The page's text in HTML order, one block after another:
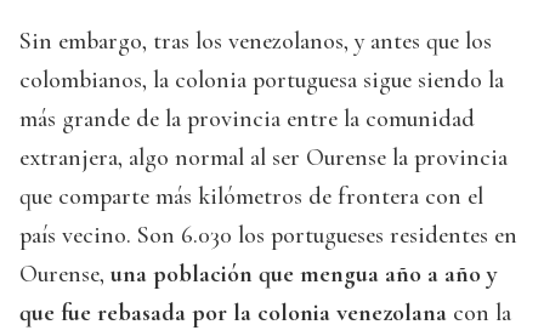
Sin embargo, tras los venezolanos, y antes que los
colombianos, la colonia portuguesa sigue siendo la
más grande de la provincia entre la comunidad
extranjera, algo normal al ser Ourense la provincia
que comparte más kilómetros de frontera con el
país vecino. Son 6.030 los portugueses residentes en
Ourense, una población que mengua año a año y
que fue rebasada por la colonia venezolana con la